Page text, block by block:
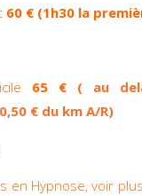
60 € (1h30 la
65 € ( au
€ du km A/R)
en Hypnose, voir